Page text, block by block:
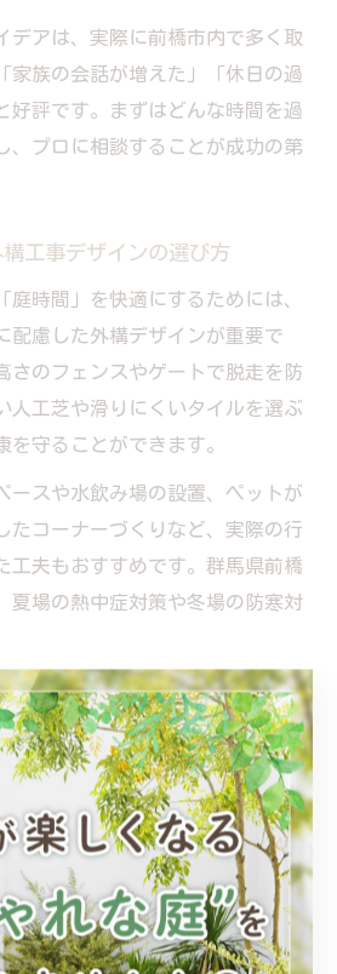
デアは、実際に前橋市内で多く取
家族の会話が増えた」「休日の過
好評です。まずはどんな時間を過
、プロに相談することが成功の第
工事デザインの選び方
庭時間」を快適にするためには、
配慮した外構デザインが重要で
さのフェンスやゲートで脱走を防
人工芝や滑りにくいタイルを選ぶ
を守ることができます。
ースや水飲み場の設置、ペットが
たコーナーづくりなど、実際の行
工夫もおすすめです。群馬県前橋
夏場の熱中症対策や冬場の防寒対
べるようになった」「掃除や手入
といった利用者の声も多く、ペッ
ごせる外構工事は、家族の満足度
。デザイン選びの際は、プロの提
ましょう。
う庭空間をつくる工夫
と集まる庭空間を実現するには、